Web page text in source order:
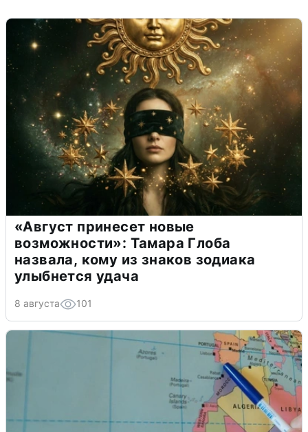
«Август принесет новые
возможности»: Тамара Глоба
назвала, кому из знаков зодиака
улыбнется удача
8 августа 101